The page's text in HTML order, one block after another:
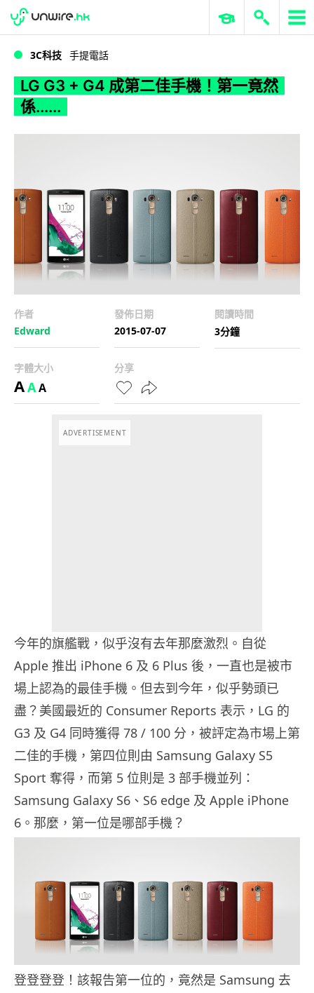
LG G3 + G4 成第二佳手機！第一竟然係......
WWDC 2026 ERP 與商業 AI
3C科技 手提電話
LG G3 + G4 成第二佳手機！第一竟然
係......
作者
Edward
發佈日期
2015-07-07
閱讀時間
3分鐘
字體大小
AAA
分享
ADVERTISEMENT
今年的旗艦戰，似乎沒有去年那麼激烈。自從
Apple 推出 iPhone 6 及 6 Plus 後，一直也是被市
場上認為的最佳手機。但去到今年，似乎勢頭已
盡？美國最近的 Consumer Reports 表示，LG 的
G3 及 G4 同時獲得 78 / 100 分，被評定為市場上第
二佳的手機，第四位則由 Samsung Galaxy S5
Sport 奪得，而第 5 位則是 3 部手機並列：
Samsung Galaxy S6、S6 edge 及 Apple iPhone
6。那麼，第一位是哪部手機？
登登登登！該報告第一位的，竟然是 Samsung 去